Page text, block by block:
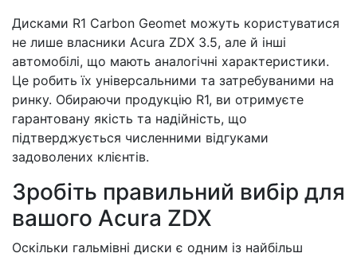
Дисками R1 Carbon Geomet можуть користуватися
не лише власники Acura ZDX 3.5, але й інші
автомобілі, що мають аналогічні характеристики.
Це робить їх універсальними та затребуваними на
ринку. Обираючи продукцію R1, ви отримуєте
гарантовану якість та надійність, що
підтверджується численними відгуками
задоволених клієнтів.
Зробіть правильний вибір для
вашого Acura ZDX
Оскільки гальмівні диски є одним із найбільш